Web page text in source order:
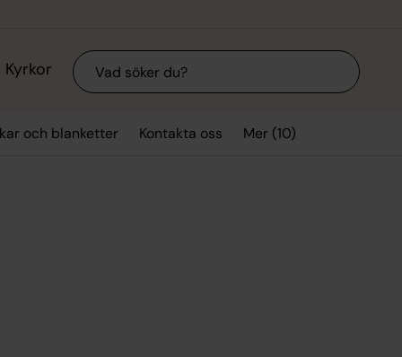
Kyrkor Sök
och blanketter Kontakta oss Mer (10)